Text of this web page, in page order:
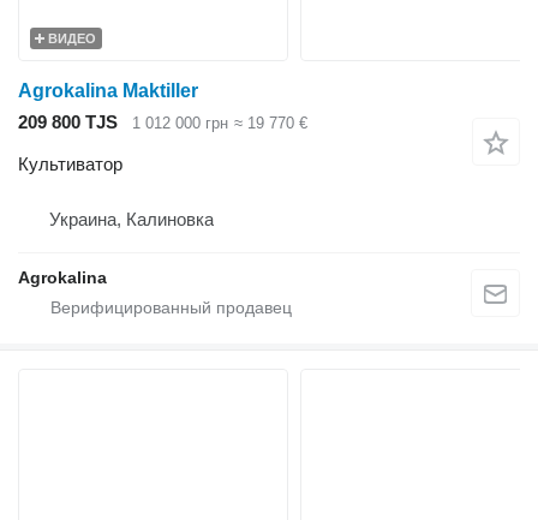
ВИДЕО
Agrokalina Maktiller
209 800 TJS
1 012 000 грн ≈ 19 770 €
Культиватор
Украина, Калиновка
Agrokalina